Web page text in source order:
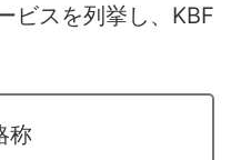
ビスを列挙し、KBF
称